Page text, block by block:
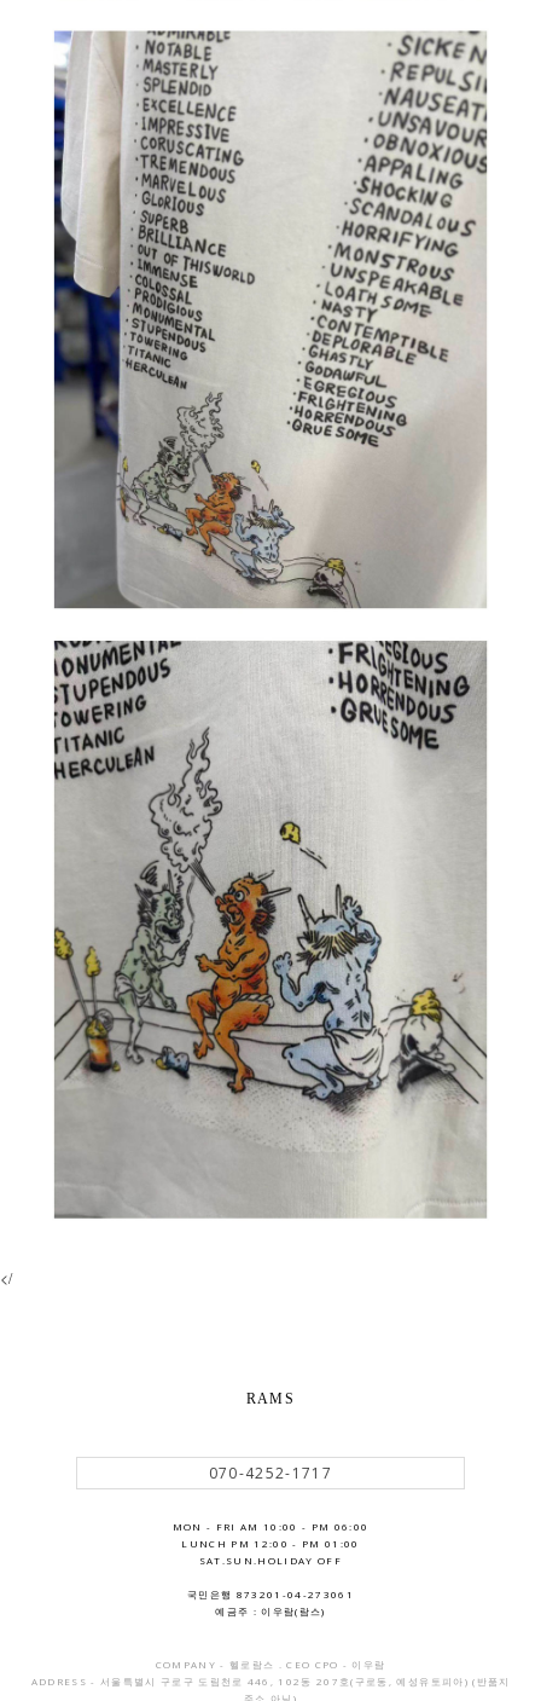
</
RAMS
070-4252-1717
MON - FRI AM 10:00 - PM 06:00
LUNCH PM 12:00 - PM 01:00
SAT.SUN.HOLIDAY OFF
국민은행 873201-04-273061
예금주 : 이우람(람스)
COMPANY - 헬로람스 . CEO CPO - 이우람
ADDRESS - 서울특별시 구로구 도림천로 446, 102동 207호(구로동, 예성유토피아) (반품지
주소 아님)